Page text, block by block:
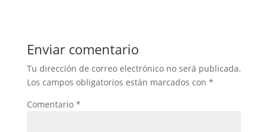
Enviar comentario
Tu dirección de correo electrónico no será publicada.
Los campos obligatorios están marcados con *
Comentario *